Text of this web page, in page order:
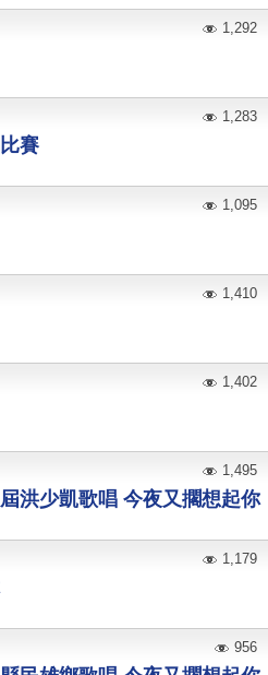
1,292
賽
1,283
1,095
1,410
1,402
洪少凱歌唱 今夜又擱想起你
1,495
1,179
956